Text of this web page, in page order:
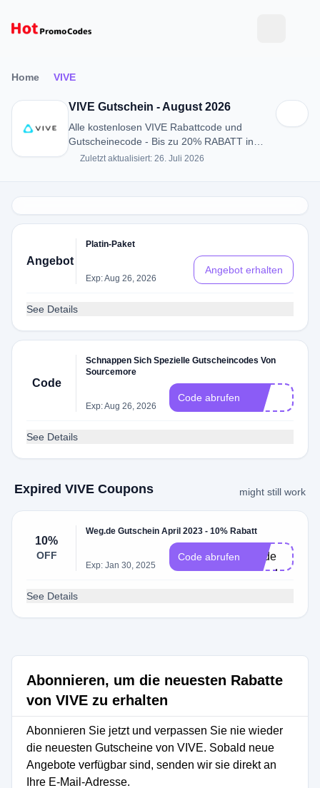
Home VIVE
VIVE Gutschein - August 2026
Alle kostenlosen VIVE Rabattcode und
Gutscheinecode - Bis zu 20% RABATT in
August 2026
Zuletzt aktualisiert: 26. Juli 2026
Angebot
Platin-Paket
Exp: Aug 26, 2026
Angebot erhalten
See Details
Code
Schnappen Sich Spezielle Gutscheincodes Von
Sourcemore
Exp: Aug 26, 2026
Code abrufen
See Details
Expired VIVE Coupons might still work
10%
OFF
Weg.de Gutschein April 2023 - 10% Rabatt
Exp: Jan 30, 2025
Code abrufen
Code
erforderlich
See Details
Abonnieren, um die neuesten Rabatte
von VIVE zu erhalten
Abonnieren Sie jetzt und verpassen Sie nie wieder
die neuesten Gutscheine von VIVE. Sobald neue
Angebote verfügbar sind, senden wir sie direkt an
Ihre E-Mail-Adresse.